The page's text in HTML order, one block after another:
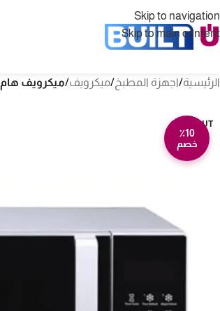
Skip to navigation
Skip to main content
الرئيسية/اجهزة المطبخ/ميكرويف/ميكرويف هام 25 لتر – 800 وات – فضي Hm25bmw20
SOLD OUT
٪10
خصم